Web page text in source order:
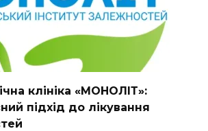
клініка «МОНОЛІТ»:
підхід до лікування